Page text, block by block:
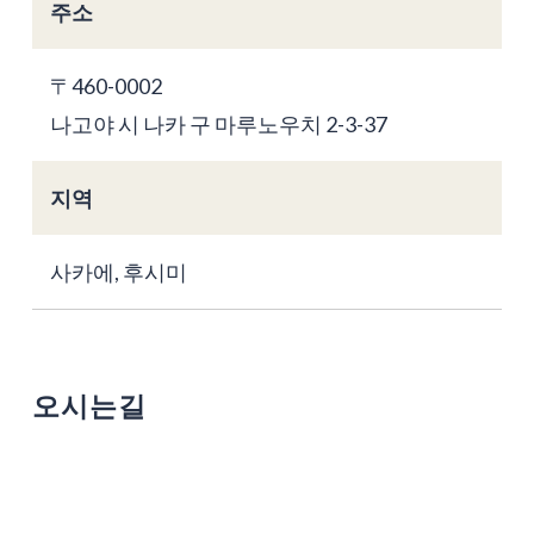
주소
〒460-0002
나고야 시 나카 구 마루노우치 2-3-37
지역
사카에, 후시미
오시는길